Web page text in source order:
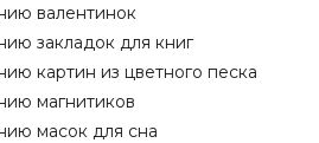
валентинок
закладок для книг
картин из цветного песка
магнитиков
масок для сна